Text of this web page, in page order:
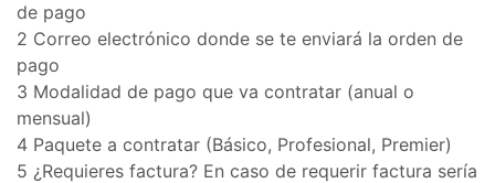
de pago
2 Correo electrónico donde se te enviará la orden de
pago
3 Modalidad de pago que va contratar (anual o
mensual)
4 Paquete a contratar (Básico, Profesional, Premier)
5 ¿Requieres factura? En caso de requerir factura sería